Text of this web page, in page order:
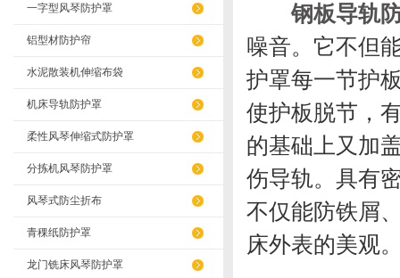
一字型风琴防护罩
铝型材防护帘
水泥散装机伸缩布袋
机床导轨防护罩
柔性风琴伸缩式防护罩
分拣机风琴防护罩
风琴式防尘折布
青稞纸防护罩
龙门铣床风琴防护罩
钢板导轨
噪音。它不但
护罩每一节护
使护板脱节，
的基础上又加
伤导轨。具有
不仅能防铁屑
床外表的美观